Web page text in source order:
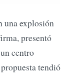
una explosión
presentó
centro
tendió